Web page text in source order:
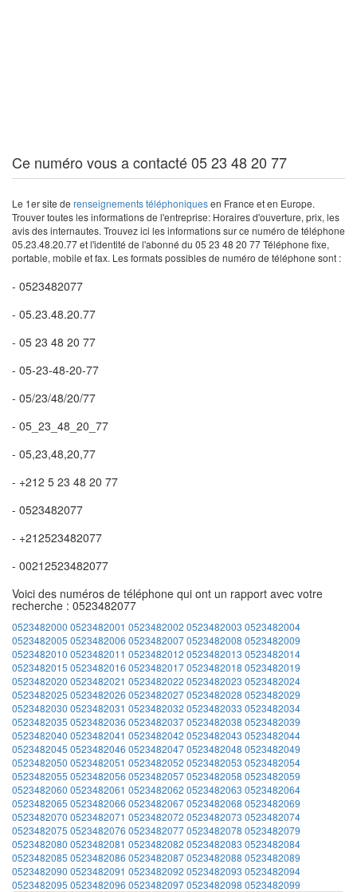
Ce numéro vous a contacté 05 23 48 20 77
Le 1er site de renseignements téléphoniquesen France et en Europe.
Trouver toutes les informations de l'entreprise: Horaires d'ouverture, prix, les
avis des internautes. Trouvez ici les informations sur ce numéro de téléphone
05.23.48.20.77 et l'identité de l'abonné du 05 23 48 20 77 Téléphone fixe,
portable, mobile et fax. Les formats possibles de numéro de téléphone sont :
- 0523482077
- 05.23.48.20.77
- 05 23 48 20 77
- 05-23-48-20-77
- 05/23/48/20/77
- 05_23_48_20_77
- 05,23,48,20,77
- +212 5 23 48 20 77
- 0523482077
- +212523482077
- 00212523482077
Voici des numéros de téléphone qui ont un rapport avec votre
recherche : 0523482077
0523482000 0523482001 0523482002 0523482003 0523482004
0523482005 0523482006 05234820070523482008 0523482009
0523482010 0523482011 0523482012 0523482013 0523482014
0523482015 0523482016 05234820170523482018 0523482019
0523482020 0523482021 0523482022 0523482023 0523482024
0523482025 0523482026 05234820270523482028 0523482029
0523482030 0523482031 0523482032 0523482033 0523482034
0523482035 0523482036 05234820370523482038 0523482039
0523482040 0523482041 0523482042 0523482043 0523482044
0523482045 0523482046 05234820470523482048 0523482049
0523482050 0523482051 0523482052 0523482053 0523482054
0523482055 0523482056 05234820570523482058 0523482059
0523482060 0523482061 0523482062 0523482063 0523482064
0523482065 0523482066 05234820670523482068 0523482069
0523482070 0523482071 0523482072 0523482073 0523482074
0523482075 0523482076 05234820770523482078 0523482079
0523482080 0523482081 0523482082 0523482083 0523482084
0523482085 0523482086 05234820870523482088 0523482089
0523482090 0523482091 0523482092 0523482093 0523482094
0523482095 0523482096 05234820970523482098 0523482099